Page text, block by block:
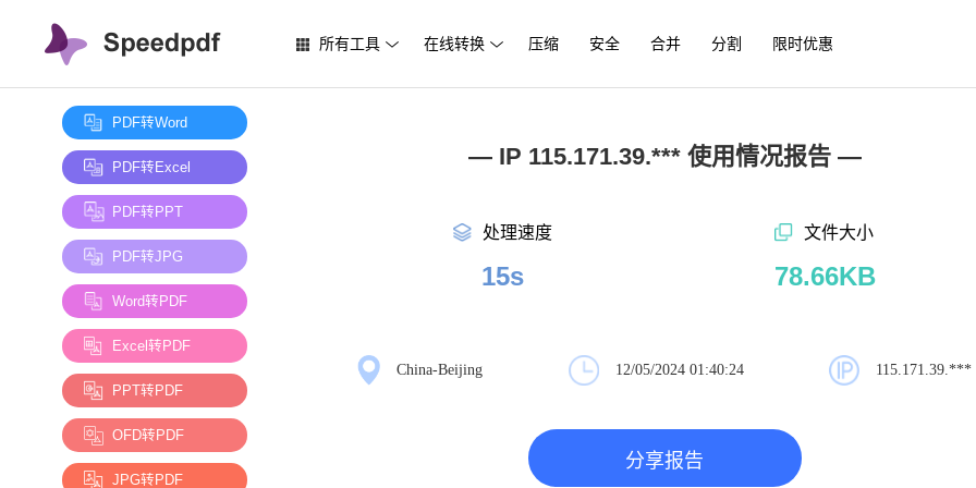
所有工具 在线转换 压缩 安全 合并 分割 限时优惠
PDF转Word
PDF转Excel
PDF转PPT
PDF转JPG
Word转PDF
Excel转PDF
PPT转PDF
OFD转PDF
JPG转PDF
— IP 115.171.39.*** 使用情况报告 —
处理速度
15s
文件大小
78.66KB
China-Beijing 12/05/2024 01:40:24 115.171.39.***
分享报告